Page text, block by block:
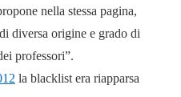
nella stessa pagina,
diversa origine e grado di
professori”.
la blacklist era riapparsa